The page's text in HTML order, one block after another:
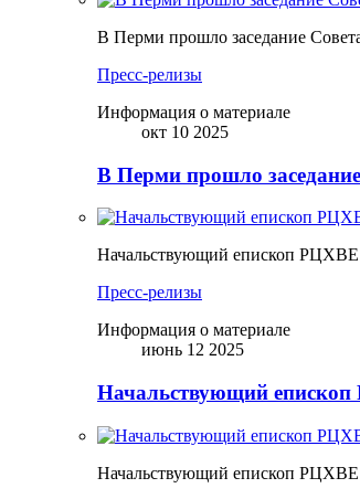
В Перми прошло заседание
Пресс-релизы
Информация о материале
окт 10 2025
В Перми прошло
Начальствующий епископ РЦХВЕ
Пресс-релизы
Информация о материале
июнь 12 2025
Начальствующий
Начальствующий епископ РЦХВЕ